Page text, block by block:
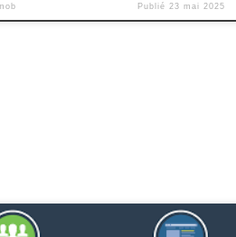
Publié 23 mai 2025